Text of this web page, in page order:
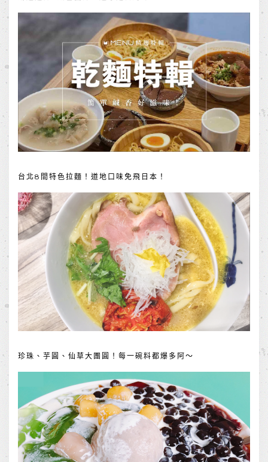
台北8間特色拉麵！道地口味免飛日本！
珍珠、芋圓、仙草大團圓！每一碗料都爆多阿～